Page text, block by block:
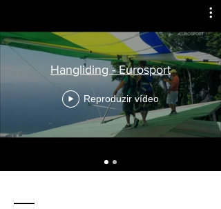
Hangliding - Eurosport
Reproduzir vídeo